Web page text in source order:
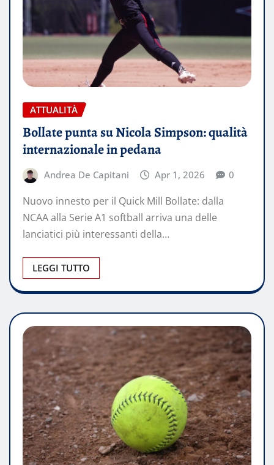
ATTUALITÀ
Bollate punta su Nicola Simpson: qualità
internazionale in pedana
Andrea De Capitani Apr 1, 2026 0
Nuovo innesto per il Quick Mill Bollate: dalla
NCAA alla Serie A1 softball arriva una delle
lanciatici più interessanti della…
LEGGI TUTTO